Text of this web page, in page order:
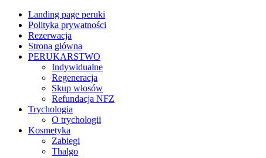
Landing page peruki
Polityka prywatności
Rezerwacja
Strona główna
PERUKARSTWO
Indywidualne
Regeneracja
Skup włosów
Refundacja NFZ
Trychologia
O trychologii
Kosmetyka
Zabiegi
Thalgo